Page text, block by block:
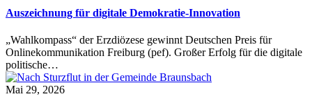
Auszeichnung für digitale Demokratie-Innovation
„Wahlkompass“ der Erzdiözese gewinnt Deutschen Preis für
Onlinekommunikation Freiburg (pef). Großer Erfolg für die digitale
politische…
Mai 29, 2026